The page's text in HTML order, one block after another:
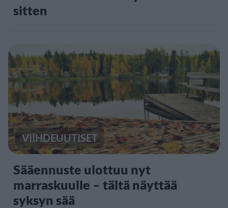
sitten
VIIHDEUUTISET
Sääennuste ulottuu nyt
marraskuulle – tältä näyttää
syksyn sää